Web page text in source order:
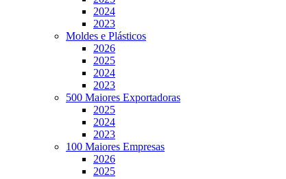
2024
2023
Moldes e Plásticos
2026
2025
2024
2023
500 Maiores Exportadoras
2025
2024
2023
100 Maiores Empresas
2026
2025